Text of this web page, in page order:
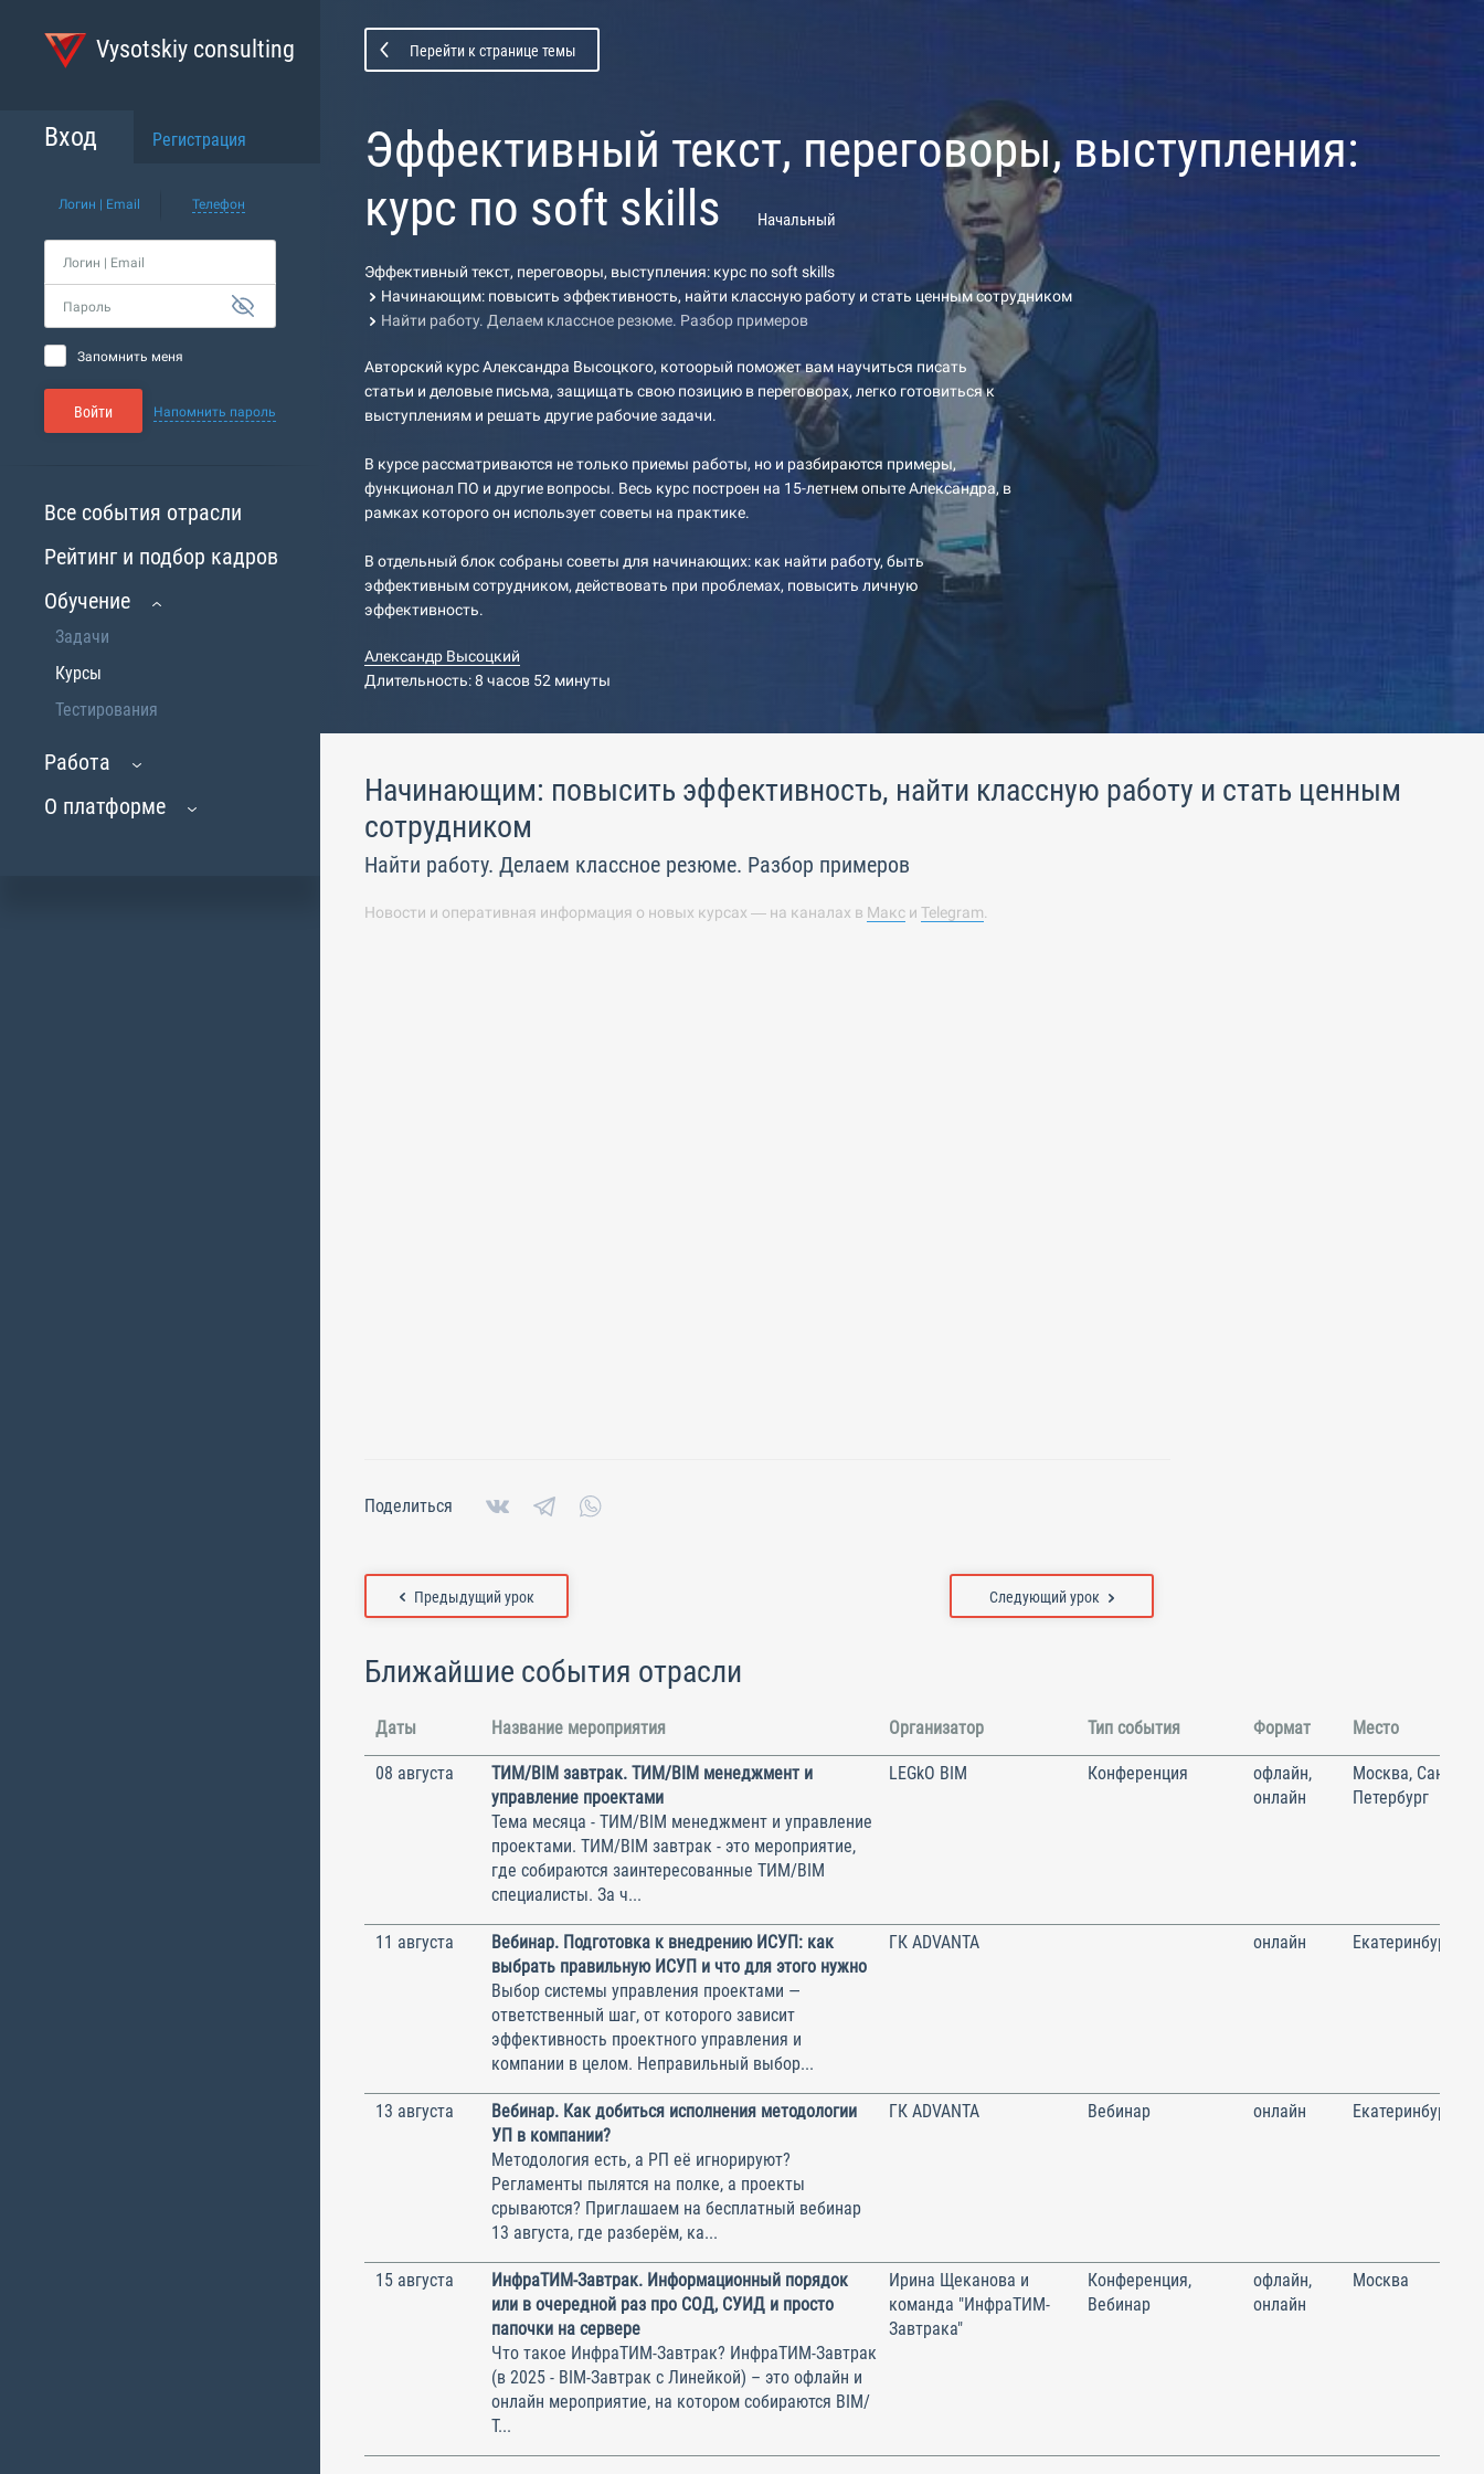
Vysotskiy consulting
Вход Регистрация
Логин | Email Телефон
Логин | Email
Пароль
Запомнить меня
Войти Напомнить пароль
Все события отрасли
Рейтинг и подбор кадров
Обучение
Задачи
Курсы
Тестирования
Работа
О платформе
Перейти к странице темы
Эффективный текст, переговоры, выступления:
курс по soft skills
Начальный
Эффективный текст, переговоры, выступления: курс по soft skills
Начинающим: повысить эффективность, найти классную работу и стать ценным сотрудником
Найти работу. Делаем классное резюме. Разбор примеров
Авторский курс Александра Высоцкого, котоорый поможет вам научиться писать
статьи и деловые письма, защищать свою позицию в переговорах, легко готовиться к
выступлениям и решать другие рабочие задачи.
В курсе рассматриваются не только приемы работы, но и разбираются примеры,
функционал ПО и другие вопросы. Весь курс построен на 15-летнем опыте Александра, в
рамках которого он использует советы на практике.
В отдельный блок собраны советы для начинающих: как найти работу, быть
эффективным сотрудником, действовать при проблемах, повысить личную
эффективность.
Александр Высоцкий
Длительность: 8 часов 52 минуты
Начинающим: повысить эффективность, найти классную работу и стать ценным
сотрудником
Найти работу. Делаем классное резюме. Разбор примеров
Новости и оперативная информация о новых курсах — на каналах в Макс и Telegram
Поделиться
Предыдущий урок Следующий урок
Ближайшие события отрасли
Даты Название мероприятия Организатор Тип события Формат Место
08 августа
ТИМ/BIM завтрак. ТИМ/BIM менеджмент и
управление проектами
Тема месяца - ТИМ/BIM менеджмент и управление
проектами. ТИМ/BIM завтрак - это мероприятие,
где собираются заинтересованные ТИМ/BIM
специалисты. За ч...
LEGkO BIM Конференция
офлайн,
онлайн
Москва, Санкт-
Петербург
11 августа
Вебинар. Подготовка к внедрению ИСУП: как
выбрать правильную ИСУП и что для этого нужно
Выбор системы управления проектами —
ответственный шаг, от которого зависит
эффективность проектного управления и
компании в целом. Неправильный выбор...
ГК ADVANTA онлайн Екатеринбург
13 августа
Вебинар. Как добиться исполнения методологии
УП в компании?
Методология есть, а РП её игнорируют?
Регламенты пылятся на полке, а проекты
срываются? Приглашаем на бесплатный вебинар
13 августа, где разберём, ка...
ГК ADVANTA Вебинар онлайн Екатеринбург
15 августа
ИнфраТИМ-Завтрак. Информационный порядок
или в очередной раз про СОД, СУИД и просто
папочки на сервере
Что такое ИнфраТИМ-Завтрак? ИнфраТИМ-Завтрак
(в 2025 - BIM-Завтрак с Линейкой) – это офлайн и
онлайн мероприятие, на котором собираются BIM/
Т...
Ирина Щеканова и
команда "ИнфраТИМ-
Завтрака"
Конференция,
Вебинар
офлайн,
онлайн
Москва